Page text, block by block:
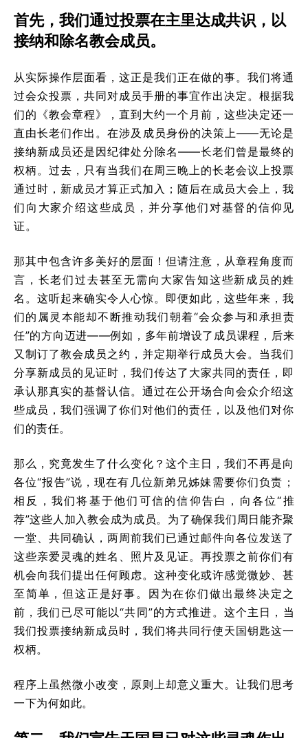
首先，我们通过投票在主里达成共识，以
接纳和除名教会成员。
从实际操作层面看，这正是我们正在做的事。我们将通
过会众投票，共同对成员手册的事宜作出决定。根据我
们的《教会章程》，直到大约一个月前，这些决定还一
直由长老们作出。在涉及成员身份的决策上——无论是
接纳新成员还是因纪律处分除名——长老们曾是最终的
权柄。过去，只有当我们在周三晚上的长老会议上投票
通过时，新成员才算正式加入；随后在成员大会上，我
们向大家介绍这些成员，并分享他们对基督的信仰见
证。
那其中包含许多美好的层面！但请注意，从章程角度而
言，长老们过去甚至无需向大家告知这些新成员的姓
名。这听起来确实令人心惊。即便如此，这些年来，我
们的属灵本能却不断推动我们朝着“会众参与和承担责
任”的方向迈进——例如，多年前增设了成员课程，后来
又制订了教会成员之约，并定期举行成员大会。当我们
分享新成员的见证时，我们传达了大家共同的责任，即
承认那真实的基督认信。通过在公开场合向会众介绍这
些成员，我们强调了你们对他们的责任，以及他们对你
们的责任。
那么，究竟发生了什么变化？这个主日，我们不再是向
各位“报告”说，现在有几位新弟兄姊妹需要你们负责；
相反，我们将基于他们可信的信仰告白，向各位“推
荐”这些人加入教会成为成员。为了确保我们周日能齐聚
一堂、共同确认，两周前我们已通过邮件向各位发送了
这些亲爱灵魂的姓名、照片及见证。再投票之前你们有
机会向我们提出任何顾虑。这种变化或许感觉微妙、甚
至简单，但这正是好事。因为在你们做出最终决定之
前，我们已尽可能以“共同”的方式推进。这个主日，当
我们投票接纳新成员时，我们将共同行使天国钥匙这一
权柄。
程序上虽然微小改变，原则上却意义重大。让我们思考
一下为何如此。